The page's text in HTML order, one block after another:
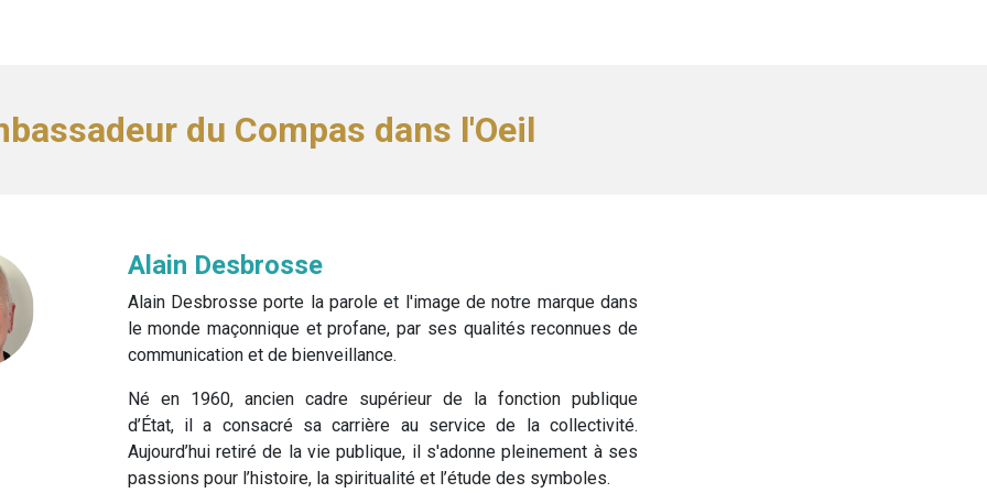
du Compas dans l'Oeil
Alain Desbrosse
Alain Desbrosse porte la parole et l'image de notre marque dans
le monde maçonnique et profane, par ses qualités reconnues de
communication et de bienveillance.
Né en 1960, ancien cadre supérieur de la fonction publique
d’État, il a consacré sa carrière au service de la collectivité.
Aujourd’hui retiré de la vie publique, il s'adonne pleinement à ses
passions pour l’histoire, la spiritualité et l’étude des symboles.